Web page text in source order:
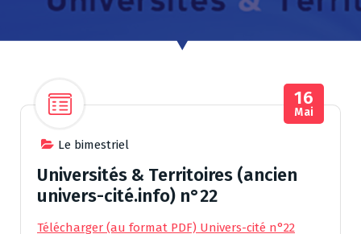
Le bimestriel
16
Mai
Universités & Territoires (ancien
univers-cité.info) n°22
Télécharger (au format PDF) Univers-cité n°22